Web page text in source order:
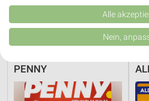
4,2 km
Angebote ab 03.08.
PENNY
Kombinationen von Daten aus
Verbesserung der Angebote. Verwendung
von Inhalten.
Daten können außerhalb der
USA gesendet werden.
Website/App.
Partnerliste anzeigen (1 IAB-
Wir nutzen Ihre Daten für folgende Zwecke:
Alle
Nein,